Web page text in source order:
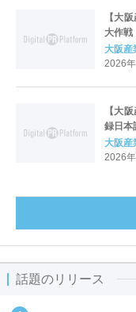
【大
大作戦
大阪産
2026
【大
録日本
大阪産
2026
話題のリリース